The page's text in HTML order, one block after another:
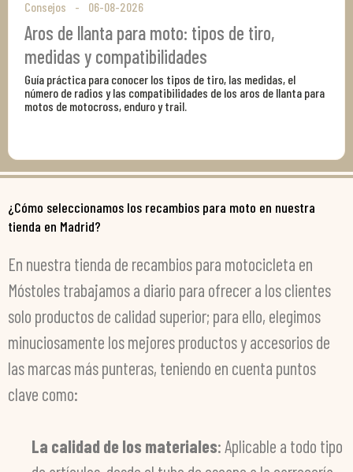
Consejos 06-08-2026
Aros de llanta para moto: tipos de tiro,
medidas y compatibilidades
Guía práctica para conocer los tipos de tiro, las medidas, el
número de radios y las compatibilidades de los aros de llanta para
motos de motocross, enduro y trail.
¿Cómo seleccionamos los recambios para moto en nuestra
tienda en Madrid?
En nuestra tienda de recambios para motocicleta en
Móstoles trabajamos a diario para ofrecer a los clientes
solo productos de calidad superior; para ello, elegimos
minuciosamente los mejores productos y accesorios de
las marcas más punteras, teniendo en cuenta puntos
clave como:
La calidad de los materiales: Aplicable a todo tipo